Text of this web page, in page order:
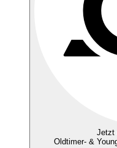
Jetzt
Oldtimer- &